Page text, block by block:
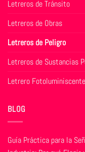
la
de
Letreros de Tránsito
Letreros de Obras
Letreros de Peligro
Letreros de Sustancias
Letrero Fotoluminiscente
BLOG
Guía Práctica para la